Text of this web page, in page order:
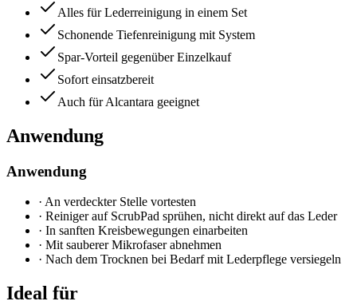
Alles für Lederreinigung in einem Set
Schonende Tiefenreinigung mit System
Spar-Vorteil gegenüber Einzelkauf
Sofort einsatzbereit
Auch für Alcantara geeignet
Anwendung
Anwendung
· An verdeckter Stelle vortesten
· Reiniger auf ScrubPad sprühen, nicht direkt auf das Leder
· In sanften Kreisbewegungen einarbeiten
· Mit sauberer Mikrofaser abnehmen
· Nach dem Trocknen bei Bedarf mit Lederpflege versiegeln
Ideal für